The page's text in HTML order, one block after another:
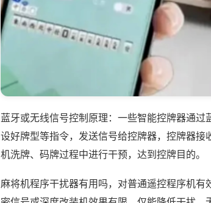
蓝牙或无线信号控制原理：一些智能控牌器通
设好牌型等指令，发送信号给控牌器，控牌器
机洗牌、码牌过程中进行干预，达到控牌目的。
麻将机程序干扰器有用吗，对普通遥控程序机